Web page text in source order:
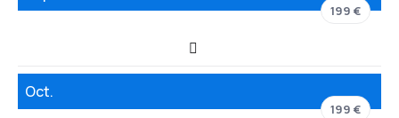
199 €
Oct.
199 €